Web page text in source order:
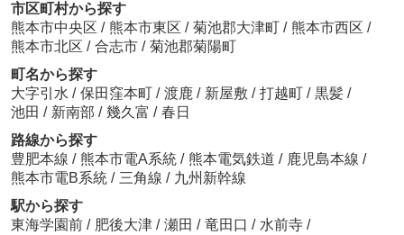
市区町村から探す
熊本市中央区 / 熊本市東区 / 菊池郡大津町 / 熊本市西区 /
熊本市北区 / 合志市 / 菊池郡菊陽町
町名から探す
大字引水 / 保田窪本町 / 渡鹿 / 新屋敷 / 打越町 / 黒髪 /
池田 / 新南部 / 幾久富 / 春日
路線から探す
豊肥本線 / 熊本市電A系統 / 熊本電気鉄道 / 鹿児島本線 /
熊本市電B系統 / 三角線 / 九州新幹線
駅から探す
東海学園前 / 肥後大津 / 瀬田 / 竜田口 / 水前寺 /